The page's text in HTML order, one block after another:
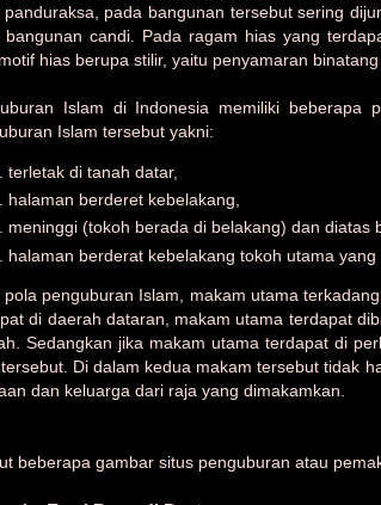
panduraksa, pada bangunan tersebut sering
bangunan candi. Pada ragam hias yang
hias berupa stilir, yaitu penyamaran
Islam di Indonesia memiliki beberapa
Islam tersebut yakni:
terletak di tanah datar,
halaman berderet kebelakang,
meninggi (tokoh berada di belakang) dan diatas
halaman berderat kebelakang tokoh utama
pola penguburan Islam, makam utama
di daerah dataran, makam utama terdapat
Sedangkan jika makam utama terdapat di
Di dalam kedua makam tersebut tidak
dan keluarga dari raja yang dimakamkan.
beberapa gambar situs penguburan atau